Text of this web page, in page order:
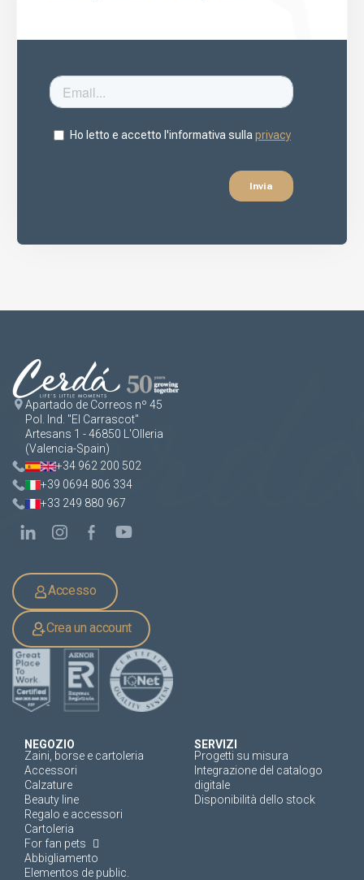
Apartado de Correos nº 45
Pol. Ind. "El Carrascot"
Artesans 1 - 46850 L'Olleria
(Valencia-Spain)
+34 962 200 502
+39 0694 806 334
+33 249 880 967
Accesso
Crea un account
NEGOZIO
Zaini, borse e cartoleria
Accessori
Calzature
Beauty line
Regalo e accessori
Cartoleria
For fan pets
Abbigliamento
Elementos de public.
SERVIZI
Progetti su misura
Integrazione del catalogo
digitale
Disponibilità dello stock